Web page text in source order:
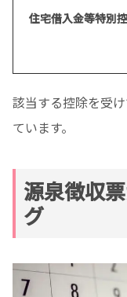
住宅借入金等特別
該当する控除を受
ています。
源泉徴収
グ